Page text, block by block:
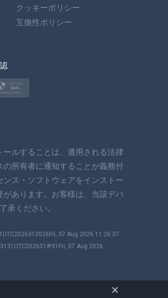
イタリア語
ルコ語
ルスク
ヴェンスカ
าษาไทย
ンスク
クッキーポリシー
互換性ポリシー
ルすることは、適用される法律
所有者に通知することが義務付
ス・ソフトウェアをインストー
あります。お客様は、当該デバ
承ください。.
07 Aug 2026 11:26:37
07 Aug 2026